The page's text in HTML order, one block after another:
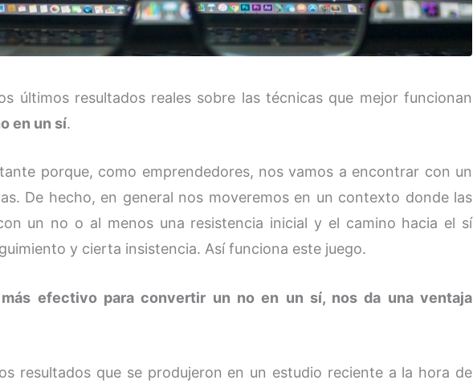
últimos resultados reales sobre las técnicas que mejor funcionan
en un sí.
porque, como emprendedores, nos vamos a encontrar con un
De hecho, en general nos moveremos en un contexto donde las
un no o al menos una resistencia inicial y el camino hacia el sí
y cierta insistencia. Así funciona este juego.
efectivo para convertir un no en un sí, nos da una ventaja
resultados que se produjeron en un estudio reciente a la hora de